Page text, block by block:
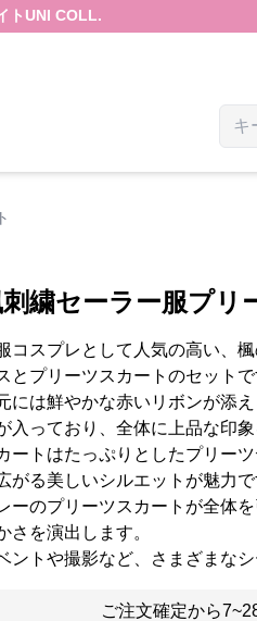
ト UNI COLL.
繍セーラー服プリ
コスプレとして人気の高い、
とプリーツスカートのセットで
には鮮やかな赤いリボンが添
入っており、全体に上品な印象
ートはたっぷりとしたプリー
がる美しいシルエットが魅力で
ーのプリーツスカートが全体
さを演出します。
ントや撮影など、さまざまな
ご注文確定から